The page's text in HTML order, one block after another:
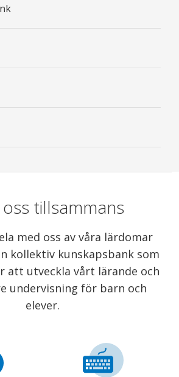
tillsammans
med oss av våra lärdomar
kollektiv kunskapsbank som
att utveckla vårt lärande och
undervisning för barn och
elever.